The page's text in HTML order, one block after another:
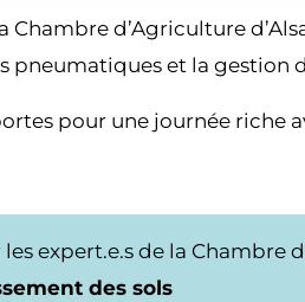
la Chambre d’Agriculture
pneumatiques et la gestion
pour une journée riche
expert.e.s de la Chambre
des sols